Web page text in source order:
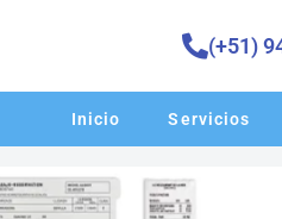
(+51)
Inicio Servicios